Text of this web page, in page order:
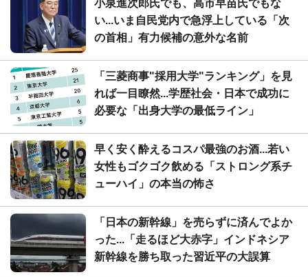
小泉進次郎氏でも、高市早苗氏でもな
い...いま自民党内で急浮上している「次
の首相」有力候補の意外な名前
「三菱商事"採用大学"ランキング」を見
れば一目瞭然...学歴社会・日本で成功に
必要な「出身大学の最低ライン」
早く安く酔えるコスパ最強のお酒...若い
女性もゴクゴク飲める「ストロング系チ
ューハイ」の本当の怖さ
「日本の新幹線」を売らずに済んでよか
った...「走るほど大赤字」インドネシア
新幹線を勝ち取った習近平の大誤算